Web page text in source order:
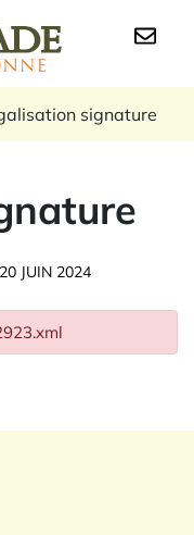
sur
signature
JUIN 2024